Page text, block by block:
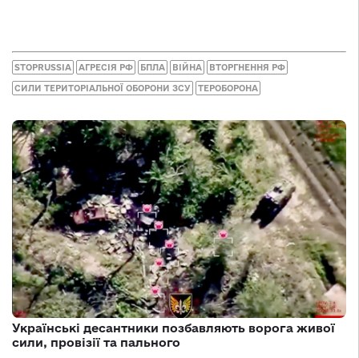
STOPRUSSIA АГРЕСІЯ РФ БПЛА ВІЙНА ВТОРГНЕННЯ РФ
СИЛИ ТЕРИТОРІАЛЬНОЇ ОБОРОНИ ЗСУ ТЕРОБОРОНА
Українські десантники позбавляють ворога живої
сили, провізії та пального